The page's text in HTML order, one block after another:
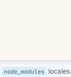
node_modules